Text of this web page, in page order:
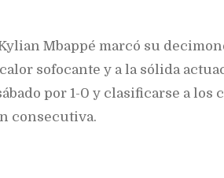
Mbappé marcó su
sofocante y a la sólida
por 1-0 y clasificarse a los
consecutiva.